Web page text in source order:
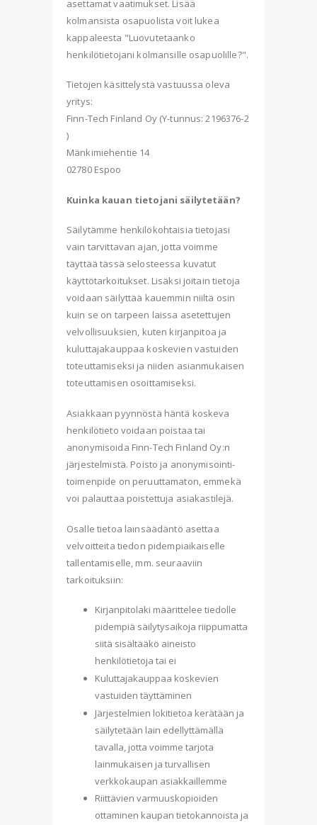
asettamat vaatimukset. Lisää
kolmansista osapuolista voit lukea
kappaleesta "Luovutetaanko
henkilötietojani kolmansille osapuolille?".
Tietojen käsittelystä vastuussa oleva
yritys:
Finn-Tech Finland Oy (Y-tunnus: 2196376-2
)
Mänkimiehentie 14
02780 Espoo
Kuinka kauan tietojani säilytetään?
Säilytämme henkilökohtaisia tietojasi
vain tarvittavan ajan, jotta voimme
täyttää tässä selosteessa kuvatut
käyttötarkoitukset. Lisäksi joitain tietoja
voidaan säilyttää kauemmin niiltä osin
kuin se on tarpeen laissa asetettujen
velvollisuuksien, kuten kirjanpitoa ja
kuluttajakauppaa koskevien vastuiden
toteuttamiseksi ja niiden asianmukaisen
toteuttamisen osoittamiseksi.
Asiakkaan pyynnöstä häntä koskeva
henkilötieto voidaan poistaa tai
anonymisoida Finn-Tech Finland Oy:n
järjestelmistä. Poisto ja anonymisointi-
toimenpide on peruuttamaton, emmekä
voi palauttaa poistettuja asiakastilejä.
Osalle tietoa lainsäädäntö asettaa
velvoitteita tiedon pidempiaikaiselle
tallentamiselle, mm. seuraaviin
tarkoituksiin:
Kirjanpitolaki määrittelee tiedolle
pidempiä säilytysaikoja riippumatta
siitä sisältääkö aineisto
henkilötietoja tai ei
Kuluttajakauppaa koskevien
vastuiden täyttäminen
Järjestelmien lokitietoa kerätään ja
säilytetään lain edellyttämällä
tavalla, jotta voimme tarjota
lainmukaisen ja turvallisen
verkkokaupan asiakkaillemme
Riittävien varmuuskopioiden
ottaminen kaupan tietokannoista ja